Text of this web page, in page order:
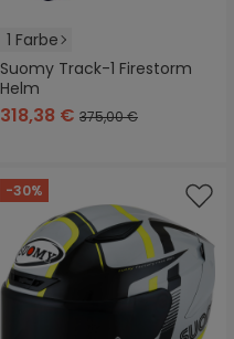
1 Farbe
Suomy Track-1 Firestorm
Helm
318,38 € 375,00 €
-30%